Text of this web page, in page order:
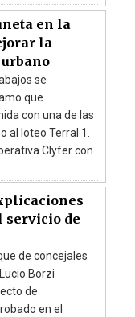
en la
la
se
que
con una de las
al loteo Terral 1.
Clyfer con
servicio de
de concejales
Borzi
de
en el